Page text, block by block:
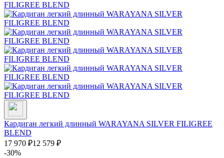
Кардиган легкий длинный WARAYANA SILVER FILIGREE
BLEND
17 970 ₽12 579 ₽
-30%